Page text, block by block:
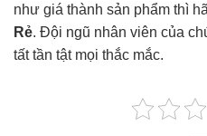
như giá thành sản phẩm thì
Rẻ. Đội ngũ nhân viên của
tất tần tật mọi thắc mắc.